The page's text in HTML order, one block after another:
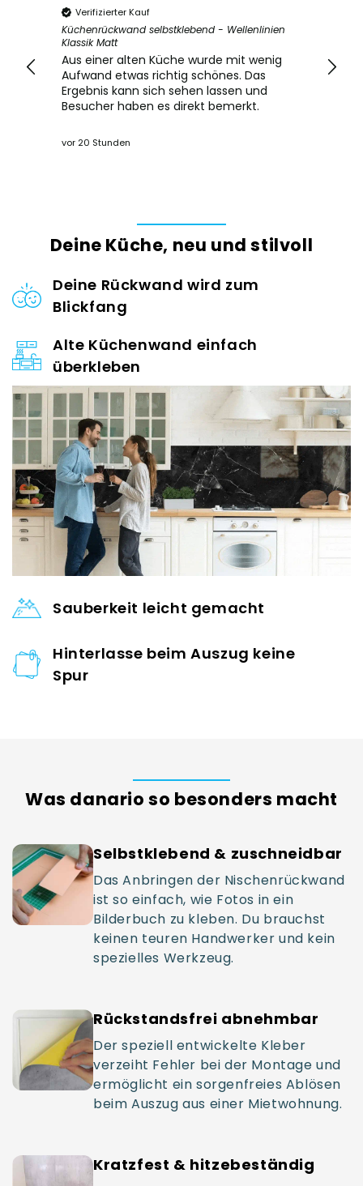
Verifizierter Kauf
Küchenrückwand selbstklebend - Wellenlinien
Klassik Matt
Aus einer alten Küche wurde mit wenig
Aufwand etwas richtig schönes. Das
Ergebnis kann sich sehen lassen und
Besucher haben es direkt bemerkt.
vor 20 Stunden
Unsere
viel
Deine Küche, neu und stilvoll
Deine Rückwand wird zum
Blickfang
Alte Küchenwand einfach
überkleben
Sauberkeit leicht gemacht
Hinterlasse beim Auszug keine
Spur
Was danario so besonders macht
Selbstklebend & zuschneidbar
Das Anbringen der Nischenrückwand
ist so einfach, wie Fotos in ein
Bilderbuch zu kleben. Du brauchst
keinen teuren Handwerker und kein
spezielles Werkzeug.
Rückstandsfrei abnehmbar
Der speziell entwickelte Kleber
verzeiht Fehler bei der Montage und
ermöglicht ein sorgenfreies Ablösen
beim Auszug aus einer Mietwohnung.
Kratzfest & hitzebeständig